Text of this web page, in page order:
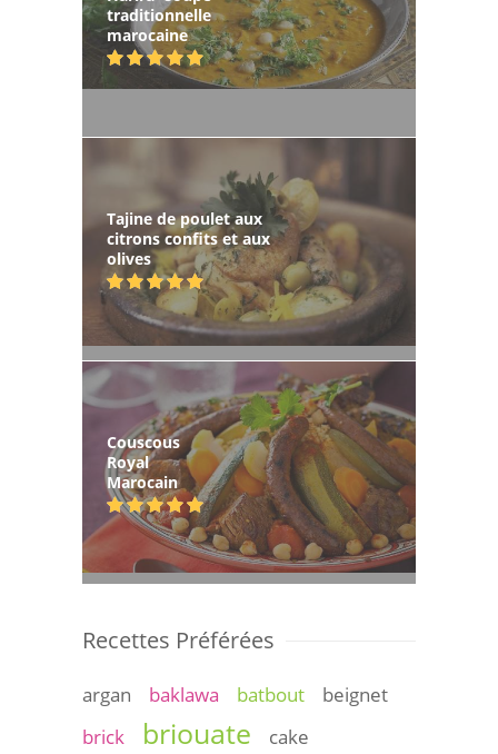
traditionnelle
marocaine
Tajine de poulet aux
citrons confits et aux
olives
Couscous
Royal
Marocain
Recettes Préférées
argan baklawa batbout
beignet
brick
briouate
cake